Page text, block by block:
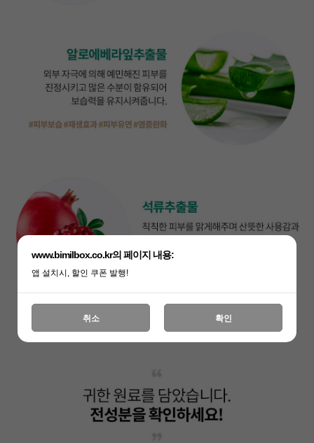
www.bimilbox.co.kr의 페이지 내용:
앱 설치시, 할인 쿠폰 발행!
취소 확인